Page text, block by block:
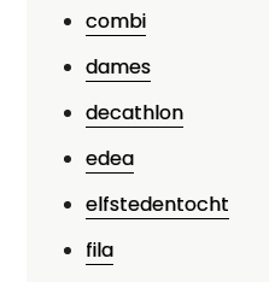
combi
dames
decathlon
edea
elfstedentocht
fila